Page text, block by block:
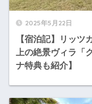
2025年5月22日
【宿泊記】リッツ
上の絶景ヴィラ「
ナ特典も紹介】